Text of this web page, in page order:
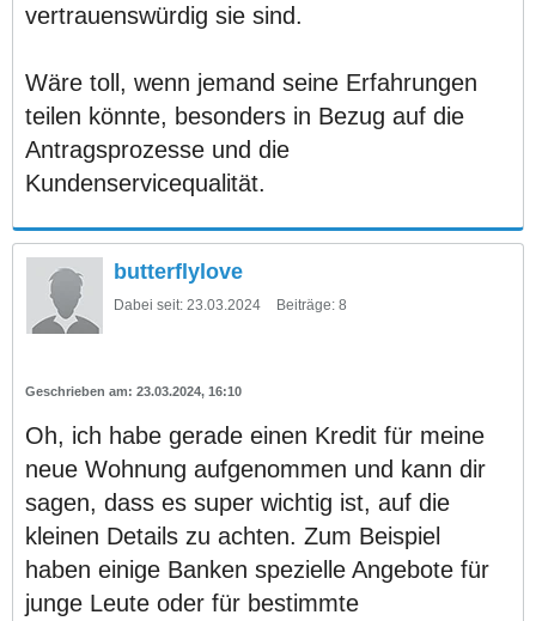
vertrauenswürdig sie sind.
Wäre toll, wenn jemand seine Erfahrungen
teilen könnte, besonders in Bezug auf die
Antragsprozesse und die
Kundenservicequalität.
butterflylove
Dabei seit: 23.03.2024 Beiträge: 8
23.03.2024, 16:10
Oh, ich habe gerade einen Kredit für meine
neue Wohnung aufgenommen und kann dir
sagen, dass es super wichtig ist, auf die
kleinen Details zu achten. Zum Beispiel
haben einige Banken spezielle Angebote für
junge Leute oder für bestimmte